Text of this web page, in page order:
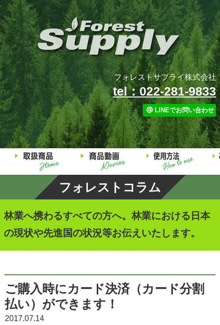
フォレストサプライ株式会社
tel：022-281-9833
LINEでお問い合わせ
フォレストコラム
林業へ携わるすべての方へ。林業における日本
の現状や先進国の状況等お伝えいたします。
ご購入時にカード決済（カード分割
払い）ができます！
2017.07.14